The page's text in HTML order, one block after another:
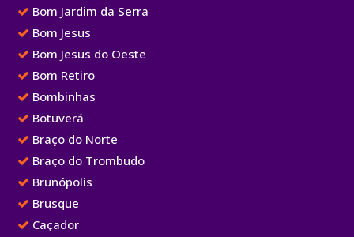
Bom Jardim da Serra
Bom Jesus
Bom Jesus do Oeste
Bom Retiro
Bombinhas
Botuverá
Braço do Norte
Braço do Trombudo
Brunópolis
Brusque
Caçador